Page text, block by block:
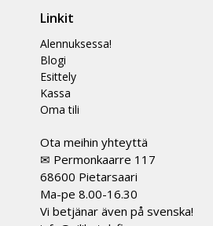
Linkit
Alennuksessa!
Blogi
Esittely
Kassa
Oma tili
Ota meihin yhteyttä
✉ Permonkaarre 117
68600 Pietarsaari
Ma-pe 8.00-16.30
Vi betjänar även på svenska!